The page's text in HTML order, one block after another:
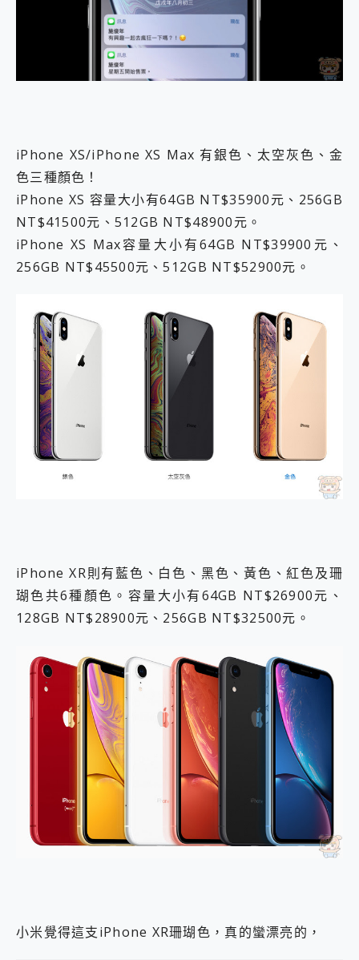
iPhone XS/iPhone XS Max 有銀色、太空灰色、金
色三種顏色！
iPhone XS 容量大小有64GB NT$35900元、256GB
NT$41500元、512GB NT$48900元。
iPhone XS Max容量大小有64GB NT$39900元、
256GB NT$45500元、512GB NT$52900元。
iPhone XR則有藍色、白色、黑色、黃色、紅色及珊
瑚色共6種顏色。容量大小有64GB NT$26900元、
128GB NT$28900元、256GB NT$32500元。
小米覺得這支iPhone XR珊瑚色，真的蠻漂亮的，